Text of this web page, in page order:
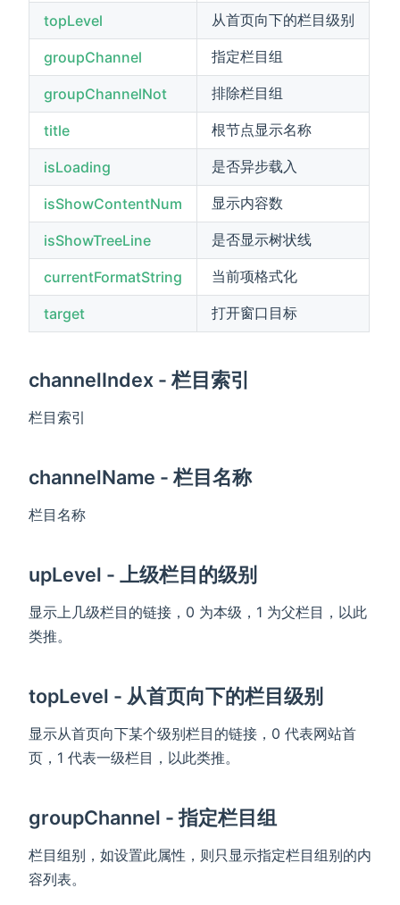
topLevel 从首页向下的栏目级别
groupChannel 指定栏目组
groupChannelNot 排除栏目组
title 根节点显示名称
isLoading 是否异步载入
isShowContentNum 显示内容数
isShowTreeLine 是否显示树状线
currentFormatString 当前项格式化
target 打开窗口目标
channelIndex - 栏目索引
栏目索引
channelName - 栏目名称
栏目名称
upLevel - 上级栏目的级别
显示上几级栏目的链接，0 为本级，1 为父栏目，以此
类推。
topLevel - 从首页向下的栏目级别
显示从首页向下某个级别栏目的链接，0 代表网站首
页，1 代表一级栏目，以此类推。
groupChannel - 指定栏目组
栏目组别，如设置此属性，则只显示指定栏目组别的内
容列表。